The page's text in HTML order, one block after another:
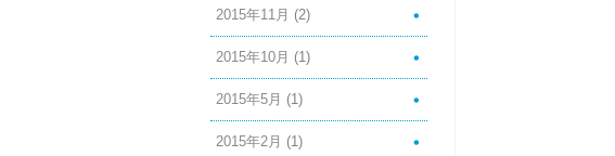
2015年11月 (2)
2015年10月 (1)
2015年5月 (1)
2015年2月 (1)